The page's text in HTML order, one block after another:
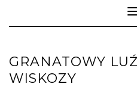
GRANATOWY
WISKOZY